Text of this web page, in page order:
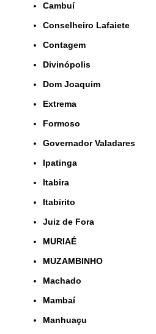
Cambuí
Conselheiro Lafaiete
Contagem
Divinópolis
Dom Joaquim
Extrema
Formoso
Governador Valadares
Ipatinga
Itabira
Itabirito
Juiz de Fora
MURIAÉ
MUZAMBINHO
Machado
Mambaí
Manhuaçu